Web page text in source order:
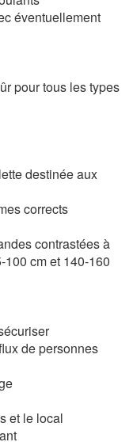
éventuellement
pour tous les types
destinée aux
corrects
contrastées à
100 cm et 140-160
de personnes
et le local